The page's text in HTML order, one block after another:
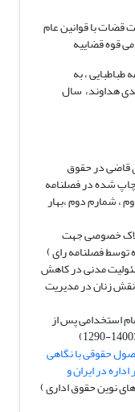
قضات با قوانین عام
قوه قضاییه
، به
هداوند، سال
قاضی در حقوق
شده در فصلنامه
، شمارم دوم ،بهار
خصوصی جهت
فصلنامه رای )
مدنی در کاهش
زنان در مدیریت
استخدامی پس از
حقوقی با نگاهی
در ایران و
نوین حقوق اداری )